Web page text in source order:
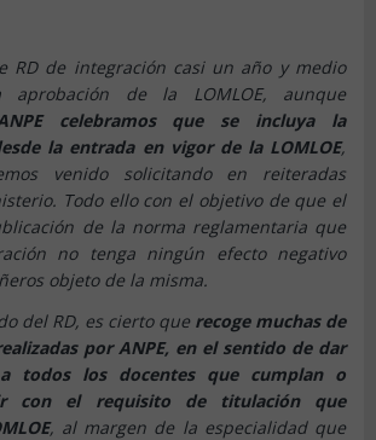
RD de integración casi un año y medio
de la LOMLOE, aunque
celebramos que se incluya la
la entrada en vigor de la LOMLOE,
venido solicitando en reiteradas
Todo ello con el objetivo de que el
de la norma reglamentaria que
no tenga ningún efecto negativo
objeto de la misma.
del RD, es cierto que recoge muchas de
por ANPE, en el sentido de dar
todos los docentes que cumplan o
con el requisito de titulación que
, al margen de la especialidad que